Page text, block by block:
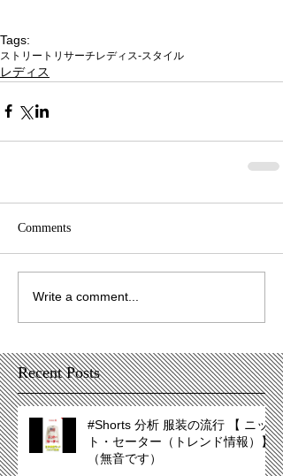
Tags:
ストリートリサーチレディス-スタイル
レディス
Comments
Write a comment...
Recent Posts
#Shorts 分析 服装の流行 【 ニッ
ト・セーター（トレンド情報）】
（無音です）